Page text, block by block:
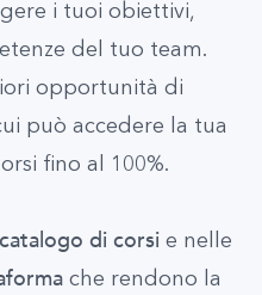
i tuoi obiettivi,
del tuo team.
opportunità di
può accedere la tua
fino al 100%.
catalogo di corsie nelle
che rendono la